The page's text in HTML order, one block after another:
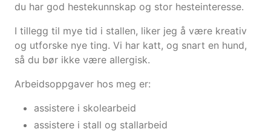
du har god hestekunnskap og stor hesteinteresse.
I tillegg til mye tid i stallen, liker jeg å være kreativ
og utforske nye ting. Vi har katt, og snart en hund,
så du bør ikke være allergisk.
Arbeidsoppgaver hos meg er:
assistere i skolearbeid
assistere i stall og stallarbeid